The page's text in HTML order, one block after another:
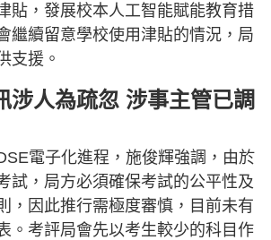
貼，發展校本人工智能賦能教育措
繼續留意學校使用津貼的情況，局
支援。
涉人為疏忽 涉事主管已調
電子化進程，施俊輝強調，由於
試，局方必須確保考試的公平性及
，因此推行需極度審慎，目前未有
。考評局會先以考生較少的科目作